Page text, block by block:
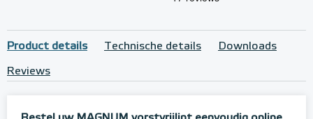
Product details Technische details Downloads
Reviews